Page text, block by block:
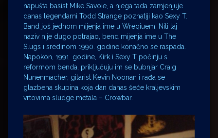
napušta basist Mike Savoie, a njega tada zamjenjuje
danas legendarni Todd Strange poznatiji kao Sexy T.
Band još jednom mijenja ime u Wreqiuem. Niti taj
naziv nije dugo potrajao, bend mijenja ime u The
Slugs i sredinom 1990. godine konačno se raspada.
Napokon, 1991. godine, Kirk i Sexy T počinju s
reformom benda, priključuju im se bubnjar Craig
Nunenmacher, gitarist Kevin Noonan i rađa se
glazbena skupina koja dan danas šeće kraljevskim
vrtovima sludge metala – Crowbar.